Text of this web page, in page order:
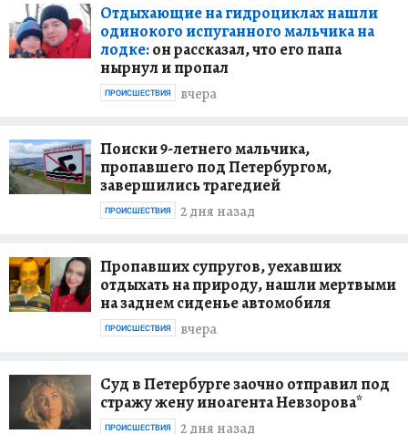
Отдыхающие на гидроциклах нашли
одинокого испуганного мальчика на
лодке:он рассказал, что его папа
нырнул и пропал
вчера
ПРОИСШЕСТВИЯ
Поиски 9-летнего мальчика,
пропавшего под Петербургом,
завершились трагедией
2 дня назад
ПРОИСШЕСТВИЯ
Пропавших супругов, уехавших
отдыхать на природу, нашли мертвыми
на заднем сиденье автомобиля
вчера
ПРОИСШЕСТВИЯ
Суд в Петербурге заочно отправил под
стражу жену иноагента Невзорова*
2 дня назад
ПРОИСШЕСТВИЯ